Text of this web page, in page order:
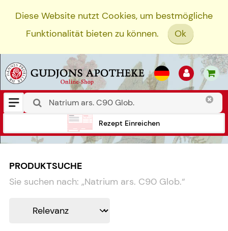
Diese Website nutzt Cookies, um bestmögliche
Funktionalität bieten zu können.
Ok
Rezept Einreichen
PRODUKTSUCHE
Sie suchen nach: „Natrium ars. C90 Glob.“